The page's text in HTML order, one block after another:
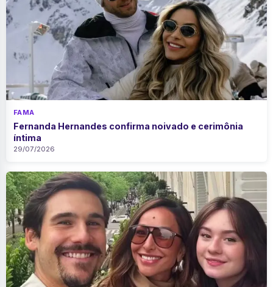
FAMA
Fernanda Hernandes confirma noivado e cerimônia
íntima
29/07/2026